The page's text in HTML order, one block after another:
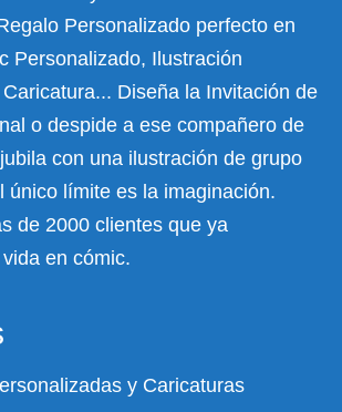
Personalizado perfecto en
Personalizado, Ilustración
Diseña la Invitación de
o despide a ese compañero de
con una ilustración de grupo
único límite es la imaginación.
de 2000 clientes que ya
en cómic.
y Caricaturas